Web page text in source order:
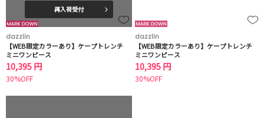
再入荷受付
dazzlin
【WEB限定カラーあり】ケープトレンチ
ミニワンピース
10,395 円
30%OFF
dazzlin
【WEB限定カラーあり】ケープトレンチ
ミニワンピース
10,395 円
30%OFF